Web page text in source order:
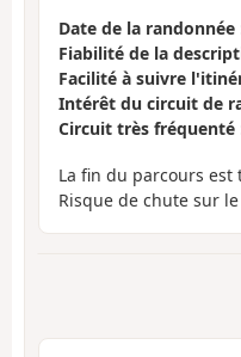
Date de la randonnée
Fiabilité de la
Facilité à suivre
Intérêt du circuit de
Circuit très fréquenté
La fin du parcours
Risque de chute sur